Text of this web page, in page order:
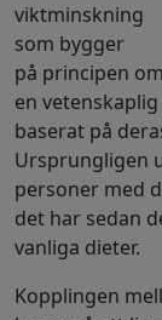
viktminskning
som bygger
på principen
en
baserat på
Ursprungligen
personer med
det har sedan
vanliga dieter.
Kopplingen